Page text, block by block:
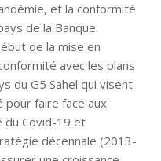
et la conformité
de la Banque.
de la mise en
avec les plans
du G5 Sahel qui visent
pour faire face aux
du Covid-19 et
décennale (2013-